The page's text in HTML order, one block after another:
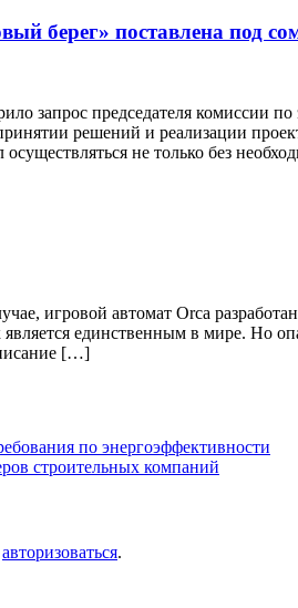
берег» поставлена под
запрос председателя комиссии
решений и реализации
не только без
игровой автомат Orca
единственным в мире. Но
[…]
по энергоэффективности
строительных компаний
авторизоваться.